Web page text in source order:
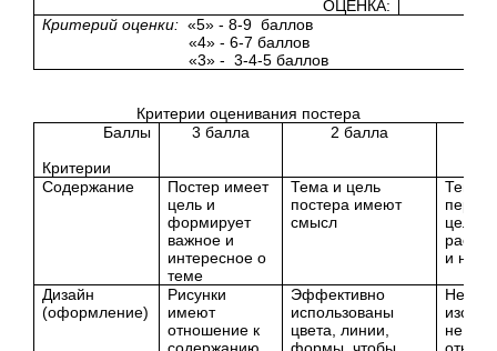
ОЦЕНКА:
Критерий оценки: «5» - 8-9 баллов
«4» - 6-7 баллов
«3» - 3-4-5 баллов
Критерии оценивания постера
Баллы
Критерии
3 балла 2 балла
Содержание
Постер имеет
цель и
формирует
важное и
интересное о
теме
Тема и цель
постера имеют
смысл
Тема
цель
и
Дизайн
(оформление)
Рисунки
имеют
отношение к
содержанию
Эффективно
использованы
цвета, линии,
формы, чтобы
не